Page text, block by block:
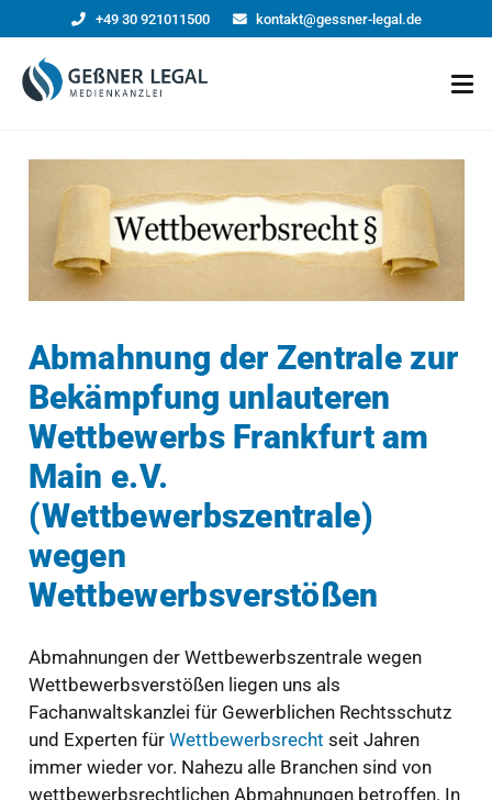
+49 30 921011500 kontakt@gessner-legal.de
Abmahnung der Zentrale zur
Bekämpfung unlauteren
Wettbewerbs Frankfurt am
Main e.V.
(Wettbewerbszentrale)
wegen
Wettbewerbsverstößen
Abmahnungen der Wettbewerbszentrale wegen
Wettbewerbsverstößen liegen uns als
Fachanwaltskanzlei für Gewerblichen Rechtsschutz
und Experten für Wettbewerbsrecht seit Jahren
immer wieder vor. Nahezu alle Branchen sind von
wettbewerbsrechtlichen Abmahnungen betroffen. In